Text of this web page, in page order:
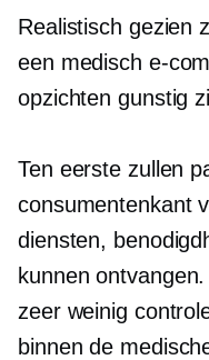
Realistisch gezien
een medisch e-
opzichten gunstig
Ten eerste zullen
consumentenkant
diensten,
kunnen
zeer weinig
binnen de